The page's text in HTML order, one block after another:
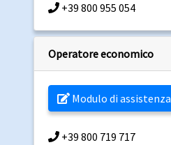
+39 800 955 054
Operatore economico
Modulo di assistenza
+39 800 719 717